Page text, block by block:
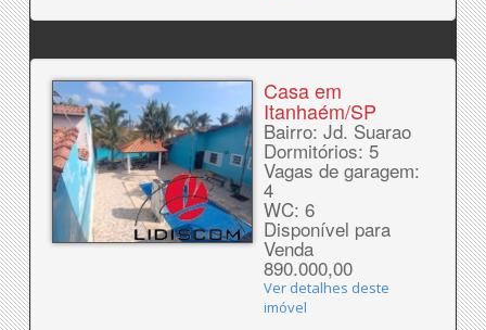
Casa em
Itanhaém/SP
Bairro: Jd. Suarao
Dormitórios: 5
Vagas de garagem:
4
WC: 6
Disponível para
Venda
890.000,00
Ver detalhes deste
imóvel